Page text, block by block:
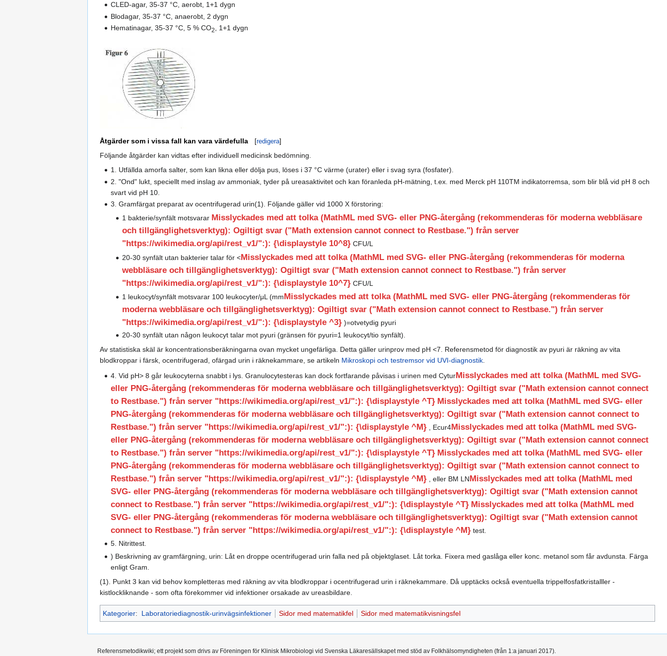
CLED-agar, 35-37 °C, aerobt, 1+1 dygn
Blodagar, 35-37 °C, anaerobt, 2 dygn
Hematinagar, 35-37 °C, 5 % CO2 , 1+1 dygn
Åtgärder som i vissa fall kan vara värdefulla [redigera]
Följande åtgärder kan vidtas efter individuell medicinsk bedömning.
1. Utfällda amorfa salter, som kan likna eller dölja pus, löses i 37 °C värme (urater) eller i svag syra (fosfater).
2. "Ond" lukt, speciellt med inslag av ammoniak, tyder på ureasaktivitet och kan föranleda pH-mätning, t.ex. med Merck pH 110TM indikatorremsa, som blir blå vid pH 8 och
svart vid pH 10.
3. Gramfärgat preparat av ocentrifugerad urin(1). Följande gäller vid 1000 X förstoring:
1 bakterie/synfält motsvarar Misslyckades med att tolka (MathML med SVG- eller PNG-återgång (rekommenderas för moderna webbläsare
och tillgänglighetsverktyg): Ogiltigt svar ("Math extension cannot connect to Restbase.") från server
"https://wikimedia.org/api/rest_v1/":): {\displaystyle 10^8}CFU/L
20-30 synfält utan bakterier talar för <Misslyckades med att tolka (MathML med SVG- eller PNG-återgång (rekommenderas för moderna
webbläsare och tillgänglighetsverktyg): Ogiltigt svar ("Math extension cannot connect to Restbase.") från server
"https://wikimedia.org/api/rest_v1/":): {\displaystyle 10^7}CFU/L
1 leukocyt/synfält motsvarar 100 leukocyter/μL (mmMisslyckades med att tolka (MathML med SVG- eller PNG-återgång (rekommenderas för
moderna webbläsare och tillgänglighetsverktyg): Ogiltigt svar ("Math extension cannot connect to Restbase.") från server
"https://wikimedia.org/api/rest_v1/":): {\displaystyle ^3})=otvetydig pyuri
20-30 synfält utan någon leukocyt talar mot pyuri (gränsen för pyuri=1 leukocyt/tio synfält).
Av statistiska skäl är koncentrationsberäkningarna ovan mycket ungefärliga. Detta gäller urinprov med pH <7. Referensmetod för diagnostik av pyuri är räkning av vita
blodkroppar i färsk, ocentrifugerad, ofärgad urin i räknekammare, se artikeln Mikroskopi och testremsor vid UVI-diagnostik.
4. Vid pH> 8 går leukocyterna snabbt i lys. Granulocytesteras kan dock fortfarande påvisas i urinen med CyturMisslyckades med att tolka (MathML med SVG-
eller PNG-återgång (rekommenderas för moderna webbläsare och tillgänglighetsverktyg): Ogiltigt svar ("Math extension cannot connect
to Restbase.") från server "https://wikimedia.org/api/rest_v1/":): {\displaystyle ^T} Misslyckades med att tolka (MathML med SVG- eller
PNG-återgång (rekommenderas för moderna webbläsare och tillgänglighetsverktyg): Ogiltigt svar ("Math extension cannot connect to
Restbase.") från server "https://wikimedia.org/api/rest_v1/":): {\displaystyle ^M} , Ecur4Misslyckades med att tolka (MathML med SVG-
eller PNG-återgång (rekommenderas för moderna webbläsare och tillgänglighetsverktyg): Ogiltigt svar ("Math extension cannot connect
to Restbase.") från server "https://wikimedia.org/api/rest_v1/":): {\displaystyle ^T} Misslyckades med att tolka (MathML med SVG- eller
PNG-återgång (rekommenderas för moderna webbläsare och tillgänglighetsverktyg): Ogiltigt svar ("Math extension cannot connect to
Restbase.") från server "https://wikimedia.org/api/rest_v1/":): {\displaystyle ^M} , eller BM LN Misslyckades med att tolka (MathML med
SVG- eller PNG-återgång (rekommenderas för moderna webbläsare och tillgänglighetsverktyg): Ogiltigt svar ("Math extension cannot
connect to Restbase.") från server "https://wikimedia.org/api/rest_v1/":): {\displaystyle ^T} Misslyckades med att tolka (MathML med
SVG- eller PNG-återgång (rekommenderas för moderna webbläsare och tillgänglighetsverktyg): Ogiltigt svar ("Math extension cannot
connect to Restbase.") från server "https://wikimedia.org/api/rest_v1/":): {\displaystyle ^M} test.
5. Nitrittest.
) Beskrivning av gramfärgning, urin: Låt en droppe ocentrifugerad urin falla ned på objektglaset. Låt torka. Fixera med gaslåga eller konc. metanol som får avdunsta. Färga
enligt Gram.
(1). Punkt 3 kan vid behov kompletteras med räkning av vita blodkroppar i ocentrifugerad urin i räknekammare. Då upptäcks också eventuella trippelfosfatkristalller -
kistlockliknande - som ofta förekommer vid infektioner orsakade av ureasbildare.
Kategorier: Laboratoriediagnostik-urinvägsinfektioner Sidor med matematikfel Sidor med matematikvisningsfel
Referensmetodikwiki; ett projekt som drivs av Föreningen för Klinisk Mikrobiologi vid Svenska Läkaresällskapet med stöd av Folkhälsomyndigheten (från 1:a januari 2017).